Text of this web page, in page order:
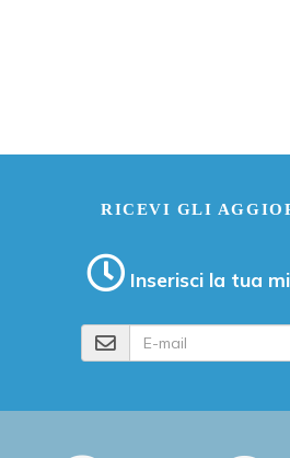
RICEVI GLI
Inserisci la tua